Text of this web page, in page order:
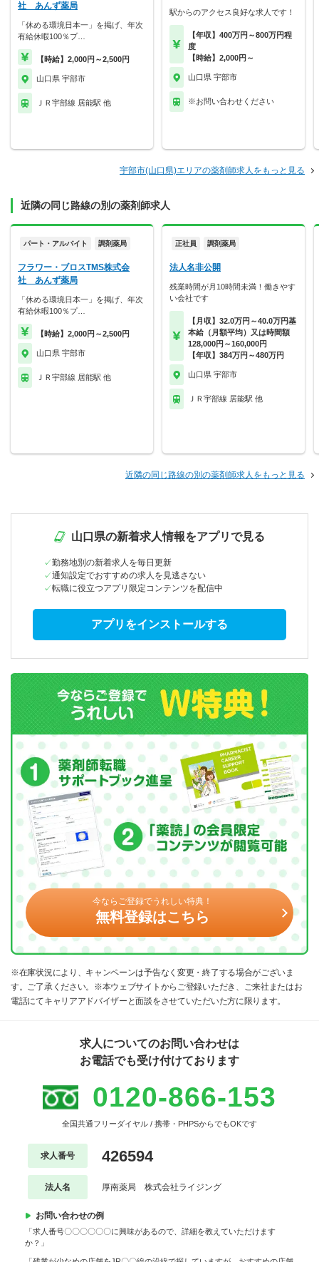
社 あんず薬局
「休める環境日本一」を掲げ、年次
有給休暇100％プ…
【時給】2,000円～2,500円
山口県 宇部市
ＪＲ宇部線 居能駅 他
駅からのアクセス良好な求人です！
【年収】400万円～800万円程
度
【時給】2,000円～
山口県 宇部市
※お問い合わせください
宇部市(山口県)エリアの薬剤師求人をもっと見る
近隣の同じ路線の別の薬剤師求人
パート・アルバイト 調剤薬局
フラワー・ブロスTMS株式会
社 あんず薬局
「休める環境日本一」を掲げ、年次
有給休暇100％プ…
【時給】2,000円～2,500円
山口県 宇部市
ＪＲ宇部線 居能駅 他
正社員 調剤薬局
法人名非公開
残業時間が月10時間未満！働きやす
い会社です
【月収】32.0万円～40.0万円基
本給（月額平均）又は時間額
128,000円～160,000円
【年収】384万円～480万円
山口県 宇部市
ＪＲ宇部線 居能駅 他
近隣の同じ路線の別の薬剤師求人をもっと見る
山口県の新着求人情報をアプリで見る
勤務地別の新着求人を毎日更新
通知設定でおすすめの求人を見逃さない
転職に役立つアプリ限定コンテンツを配信中
アプリをインストールする
今ならご登録でうれしい特典！
無料登録はこちら
※在庫状況により、キャンペーンは予告なく変更・終了する場合がございま
す。ご了承ください。※本ウェブサイトからご登録いただき、ご来社またはお
電話にてキャリアアドバイザーと面談をさせていただいた方に限ります。
求人についてのお問い合わせは
お電話でも受け付けております
0120-866-153
全国共通フリーダイヤル / 携帯・PHPSからでもOKです
求人番号 426594
法人名 厚南薬局 株式会社ライジング
お問い合わせの例
「求人番号〇〇〇〇〇〇に興味があるので、詳細を教えていただけます
か？」